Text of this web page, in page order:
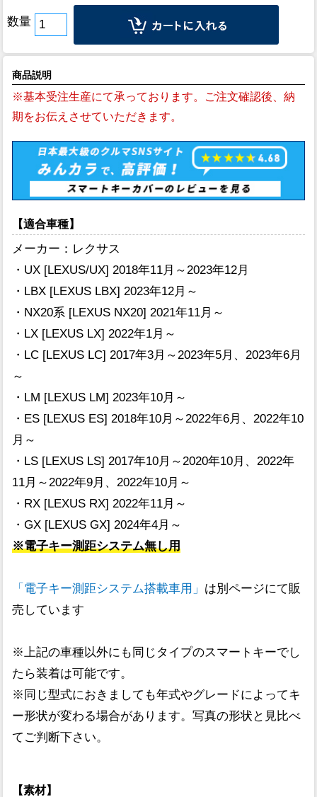
数量
商品説明
※基本受注生産にて承っております。ご注文確認後、納
期をお伝えさせていただきます。
【適合車種】
メーカー：レクサス
・UX [LEXUS/UX] 2018年11月～2023年12月
・LBX [LEXUS LBX] 2023年12月～
・NX20系 [LEXUS NX20] 2021年11月～
・LX [LEXUS LX] 2022年1月～
・LC [LEXUS LC] 2017年3月～2023年5月、2023年6月
～
・LM [LEXUS LM] 2023年10月～
・ES [LEXUS ES] 2018年10月～2022年6月、2022年10
月～
・LS [LEXUS LS] 2017年10月～2020年10月、2022年
11月～2022年9月、2022年10月～
・RX [LEXUS RX] 2022年11月～
・GX [LEXUS GX] 2024年4月～
※電子キー測距システム無し用
「電子キー測距システム搭載車用」 は別ページにて販
売しています
※上記の車種以外にも同じタイプのスマートキーでし
たら装着は可能です。
※同じ型式におきましても年式やグレードによってキ
ー形状が変わる場合があります。写真の形状と見比べ
てご判断下さい。
【素材】